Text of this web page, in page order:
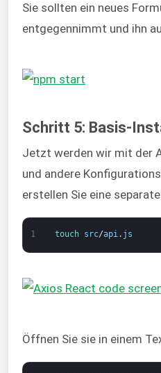
Sie sollten ein neues
entgegennimmt und ihn
Schritt 5: Basis-
Jetzt werden wir mit der
und andere
erstellen Sie eine
1 touch src/api. js
Öffnen Sie sie in einem